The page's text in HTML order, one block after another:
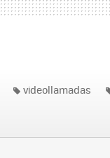
videollamadas